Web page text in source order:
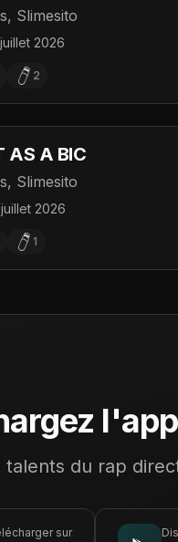
Slimesito
2026
2
AS A BIC
Slimesito
2026
1
talents du rap
sur